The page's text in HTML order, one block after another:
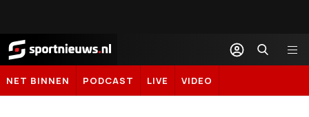
Sportnieuws.nl
NET BINNEN PODCAST LIVE VIDEO